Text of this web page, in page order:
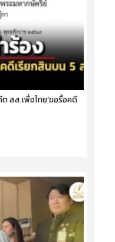
สส.เพื่อไทย’ขอรื้อคดี